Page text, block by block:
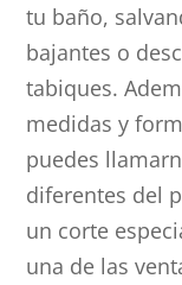
tu baño,
bajantes o
tabiques.
medidas y
puedes
diferentes del
un corte
una de las